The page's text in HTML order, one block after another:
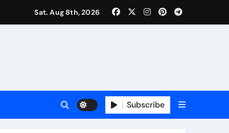
Sat. Aug 8th, 2026
Subscribe